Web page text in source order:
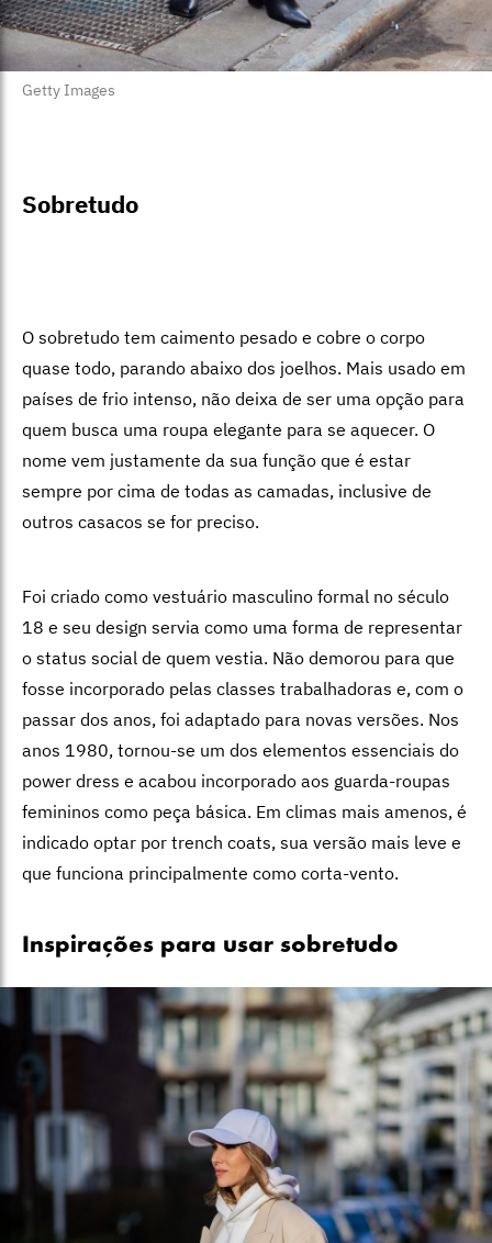
Getty Images
Sobretudo
O sobretudo tem caimento pesado e cobre o corpo
quase todo, parando abaixo dos joelhos. Mais usado em
países de frio intenso, não deixa de ser uma opção para
quem busca uma roupa elegante para se aquecer. O
nome vem justamente da sua função que é estar
sempre por cima de todas as camadas, inclusive de
outros casacos se for preciso.
Foi criado como vestuário masculino formal no século
18 e seu design servia como uma forma de representar
o status social de quem vestia. Não demorou para que
fosse incorporado pelas classes trabalhadoras e, com o
passar dos anos, foi adaptado para novas versões. Nos
anos 1980, tornou-se um dos elementos essenciais do
power dress e acabou incorporado aos guarda-roupas
femininos como peça básica. Em climas mais amenos, é
indicado optar por trench coats, sua versão mais leve e
que funciona principalmente como corta-vento.
Inspirações para usar sobretudo